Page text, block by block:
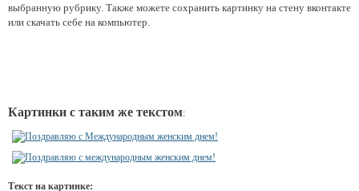
выбранную рубрику. Также можете сохранить картинку на стену вконтакте
или скачать себе на компьютер.
Картинки с таким же текстом:
Текст на картинке: